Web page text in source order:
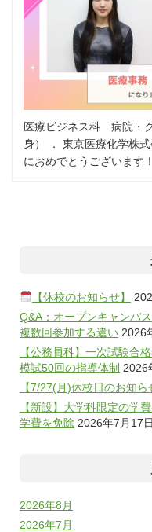
医療ビジネス科 病院・
身） ． 東京医療化学株
におめでとうございます
【休校のお知らせ】
Q&A：オープンキャンパ
複数回参加する違い 2026
【公務員科】一次試験合
模試50回の指導体制 2026
【7/27(月)休校日のお知ら
【新設】大学科限定の学
学費を免除 2026年7月17日
2026年8月
2026年7月